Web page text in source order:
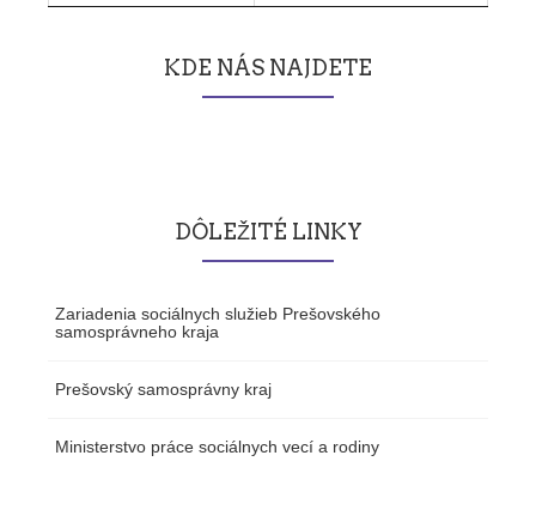
KDE NÁS NAJDETE
DÔLEŽITÉ LINKY
Zariadenia sociálnych služieb Prešovského
samosprávneho kraja
Prešovský samosprávny kraj
Ministerstvo práce sociálnych vecí a rodiny